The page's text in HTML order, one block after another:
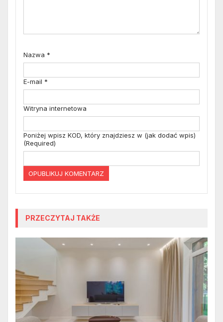
Nazwa *
E-mail *
Witryna internetowa
Poniżej wpisz KOD, który znajdziesz w (jak dodać wpis)
(Required)
PRZECZYTAJ TAKŻE